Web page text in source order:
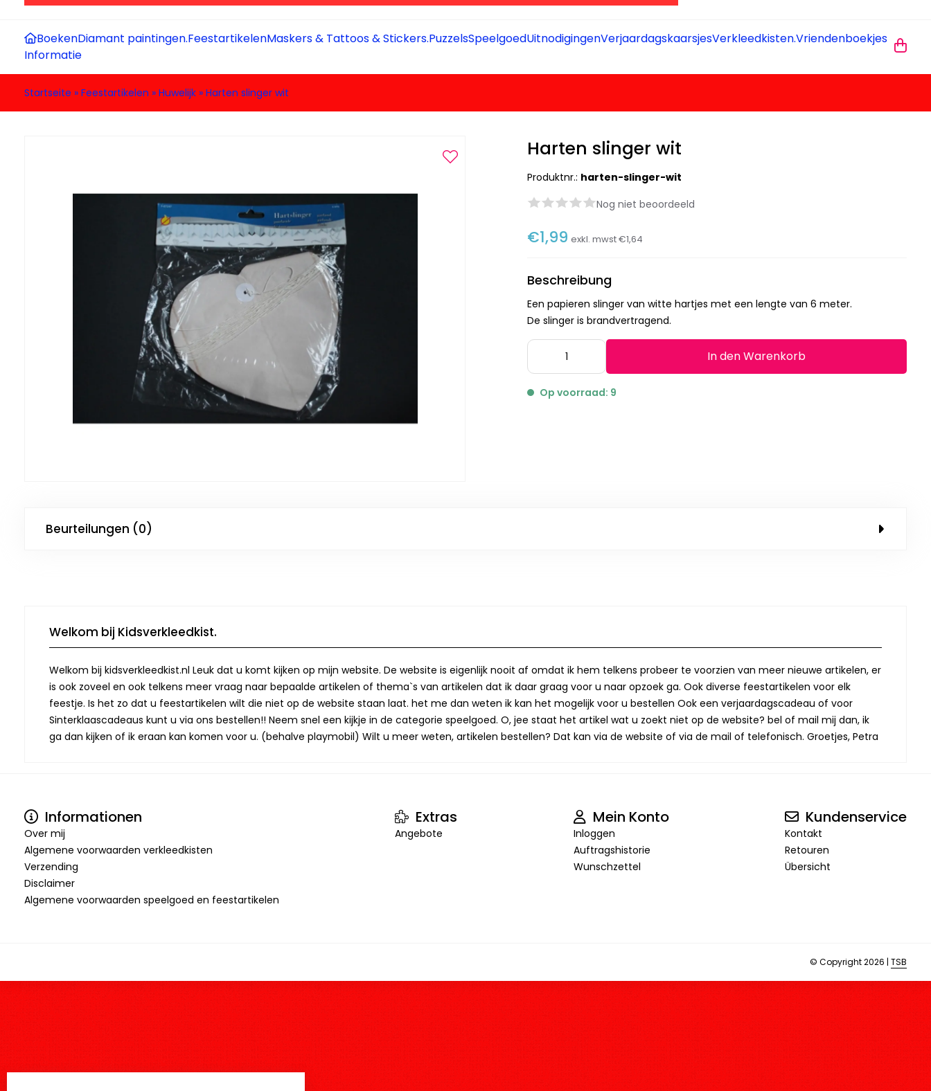
BoekenDiamant paintingen.FeestartikelenMaskers & Tattoos & Stickers.PuzzelsSpeelgoedUitnodigingenVerjaardagskaarsjesVerkleedkisten.Vriendenboekjes
Informatie
Startseite » Feestartikelen » Huwelijk » Harten slinger wit
Harten slinger wit
Produktnr.: harten-slinger-wit
Nog niet beoordeeld
€1,99 exkl. mwst€1,64
Beschreibung
Een papieren slinger van witte hartjes met een lengte van 6 meter.
De slinger is brandvertragend.
In den Warenkorb
Op voorraad: 9
Beurteilungen (0)
Welkom bij Kidsverkleedkist.
Welkom bij kidsverkleedkist.nl Leuk dat u komt kijken op mijn website. De website is eigenlijk nooit af omdat ik hem telkens probeer te voorzien van meer nieuwe artikelen, er
is ook zoveel en ook telkens meer vraag naar bepaalde artikelen of thema`s van artikelen dat ik daar graag voor u naar opzoek ga. Ook diverse feestartikelen voor elk
feestje. Is het zo dat u feestartikelen wilt die niet op de website staan laat. het me dan weten ik kan het mogelijk voor u bestellen Ook een verjaardagscadeau of voor
Sinterklaascadeaus kunt u via ons bestellen!! Neem snel een kijkje in de categorie speelgoed. O, jee staat het artikel wat u zoekt niet op de website? bel of mail mij dan, ik
ga dan kijken of ik eraan kan komen voor u. (behalve playmobil) Wilt u meer weten, artikelen bestellen? Dat kan via de website of via de mail of telefonisch. Groetjes, Petra
Informationen
Over mij
Algemene voorwaarden verkleedkisten
Verzending
Disclaimer
Algemene voorwaarden speelgoed en feestartikelen
Extras
Angebote
Mein Konto
Inloggen
Auftragshistorie
Wunschzettel
Kundenservice
Kontakt
Retouren
Übersicht
© Copyright 2026 | TSB